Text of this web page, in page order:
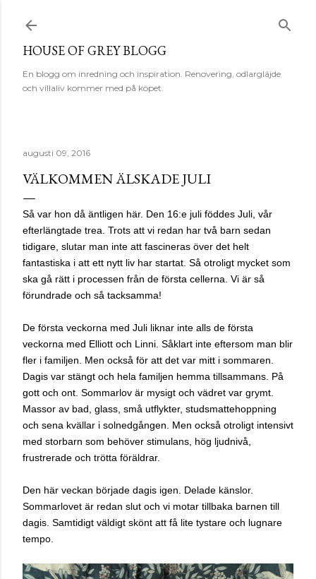
HOUSE OF GREY BLOGG
En blogg om inredning och inspiration. Renovering, odlargläjde
och villaliv kommer med på köpet.
augusti 09, 2016
VÄLKOMMEN ÄLSKADE JULI
Så var hon då äntligen här. Den 16:e juli föddes Juli, vår
efterlängtade trea. Trots att vi redan har två barn sedan
tidigare, slutar man inte att fascineras över det helt
fantastiska i att ett nytt liv har startat. Så otroligt mycket som
ska gå rätt i processen från de första cellerna. Vi är så
förundrade och så tacksamma!
De första veckorna med Juli liknar inte alls de första
veckorna med Elliott och Linni. Såklart inte eftersom man blir
fler i familjen. Men också för att det var mitt i sommaren.
Dagis var stängt och hela familjen hemma tillsammans. På
gott och ont. Sommarlov är mysigt och vädret var grymt.
Massor av bad, glass, små utflykter, studsmattehoppning
och sena kvällar i solnedgången. Men också otroligt intensivt
med storbarn som behöver stimulans, hög ljudnivå,
frustrerade och trötta föräldrar.
Den här veckan började dagis igen. Delade känslor.
Sommarlovet är redan slut och vi motar tillbaka barnen till
dagis. Samtidigt väldigt skönt att få lite tystare och lugnare
tempo.